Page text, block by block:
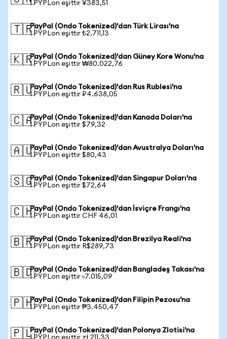
1 PYPLon eşittir ¥383,51
🇹🇷PayPal (Ondo Tokenized)'dan Türk Lirası'na
1 PYPLon eşittir ₺2.711,13
🇰🇷PayPal (Ondo Tokenized)'dan Güney Kore Wonu'na
1 PYPLon eşittir ₩80.022,76
🇷🇺PayPal (Ondo Tokenized)'dan Rus Rublesi'na
1 PYPLon eşittir ₽4.638,05
🇨🇦PayPal (Ondo Tokenized)'dan Kanada Doları'na
1 PYPLon eşittir $79,32
🇦🇺PayPal (Ondo Tokenized)'dan Avustralya Doları'na
1 PYPLon eşittir $80,43
🇸🇬PayPal (Ondo Tokenized)'dan Singapur Doları'na
1 PYPLon eşittir $72,64
🇨🇭PayPal (Ondo Tokenized)'dan İsviçre Frangı'na
1 PYPLon eşittir CHF 46,01
🇧🇷PayPal (Ondo Tokenized)'dan Brezilya Reali'na
1 PYPLon eşittir R$289,73
🇧🇩PayPal (Ondo Tokenized)'dan Bangladeş Takası'na
1 PYPLon eşittir ৳7.015,09
🇵🇭PayPal (Ondo Tokenized)'dan Filipin Pezosu'na
1 PYPLon eşittir ₱3.450,47
🇵🇱PayPal (Ondo Tokenized)'dan Polonya Zlotisi'na
1 PYPLon eşittir zł 211,33